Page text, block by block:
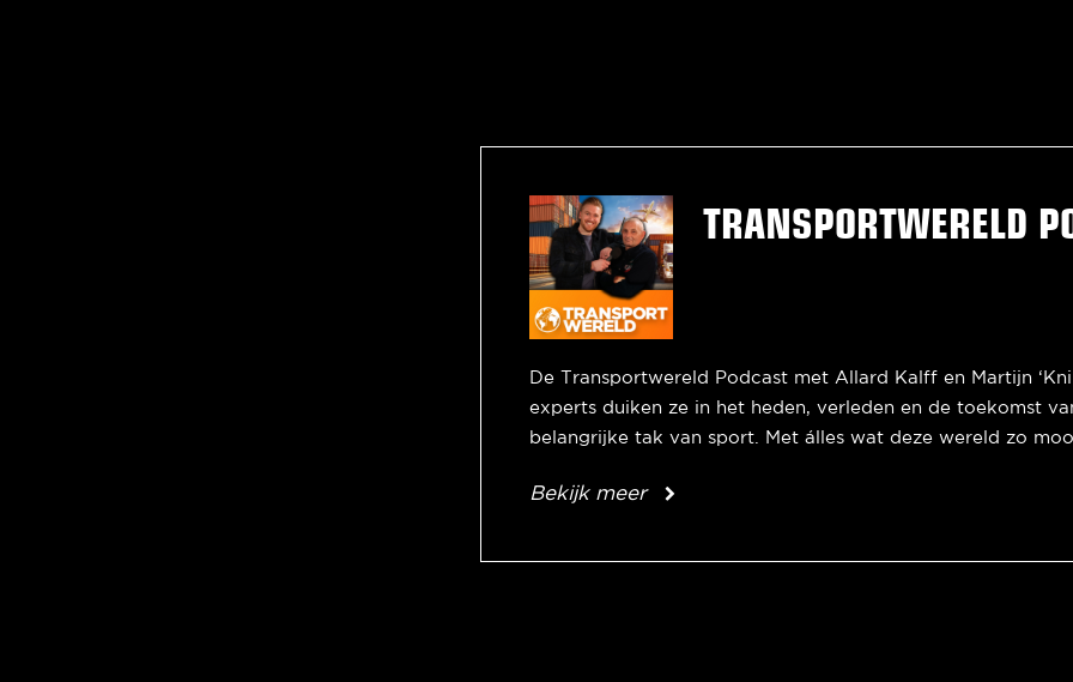
TRANSPORTWERELD
De Transportwereld Podcast met Allard Kalff en Martijn
experts duiken ze in het heden, verleden en de toekomst
belangrijke tak van sport. Met álles wat deze wereld zo
Bekijk meer